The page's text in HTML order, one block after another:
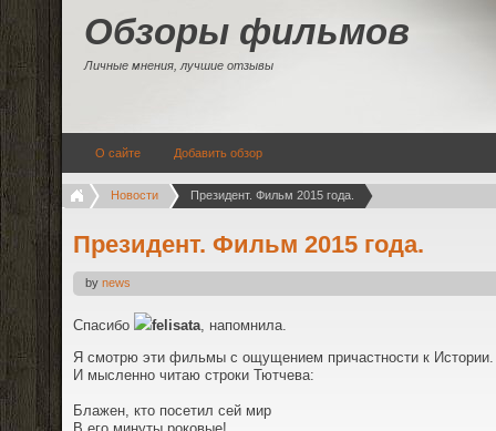
Обзоры фильмов
Личные мнения, лучшие отзывы
О сайте Добавить обзор
Новости Президент. Фильм 2015 года.
Президент. Фильм 2015 года.
by news
Спасибо felisata , напомнила.
Я смотрю эти фильмы с ощущением причастности к Истории.
И мысленно читаю строки Тютчева:
Блажен, кто посетил сей мир